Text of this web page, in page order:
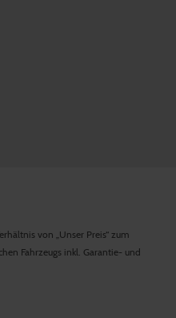
von „Unser Preis“ zum
Fahrzeugs inkl. Garantie- und